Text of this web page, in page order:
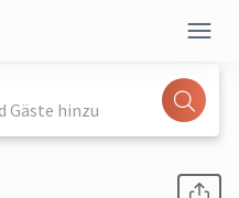
Gäste hinzu